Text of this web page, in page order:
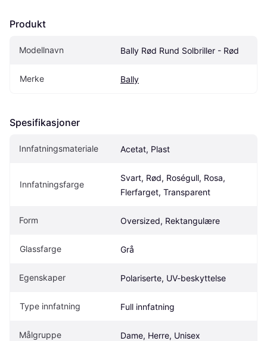
Produkt
Modellnavn Bally Rød Rund Solbriller - Rød
Merke Bally
Spesifikasjoner
Innfatningsmateriale Acetat, Plast
Innfatningsfarge
Svart, Rød, Roségull, Rosa,
Flerfarget, Transparent
Form Oversized, Rektangulære
Glassfarge Grå
Egenskaper Polariserte, UV-beskyttelse
Type innfatning Full innfatning
Målgruppe Dame, Herre, Unisex